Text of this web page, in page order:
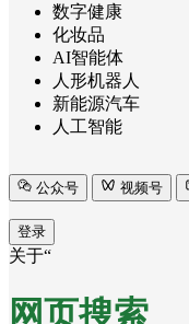
数字健康
化妆品
AI智能体
人形机器人
新能源汽车
人工智能
公众号 视频号
登录
关于“
网页搜索